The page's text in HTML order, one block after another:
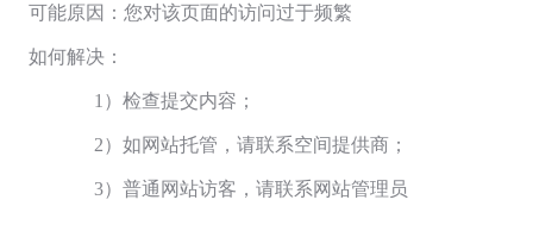
可能原因：您对该页面的访问过于频繁
如何解决：
1）检查提交内容；
2）如网站托管，请联系空间提供商；
3）普通网站访客，请联系网站管理员